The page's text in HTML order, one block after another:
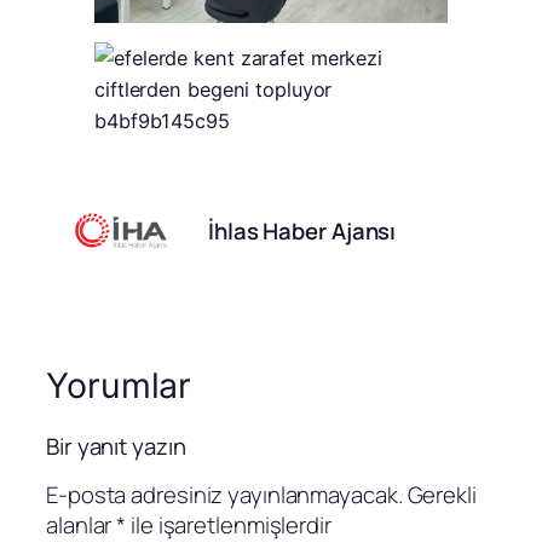
İhlas Haber Ajansı
Yorumlar
Bir yanıt yazın
E-posta adresiniz yayınlanmayacak.Gerekli
alanlar* ile işaretlenmişlerdir